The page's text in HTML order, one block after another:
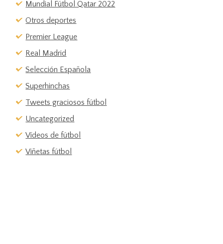
Mundial Fútbol Qatar 2022
Otros deportes
Premier League
Real Madrid
Selección Española
Superhinchas
Tweets graciosos fútbol
Uncategorized
Vídeos de fútbol
Viñetas fútbol